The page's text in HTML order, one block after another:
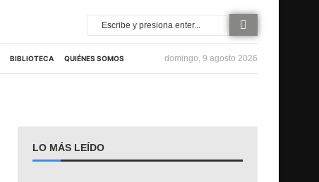
BIBLIOTECA QUIÉNES SOMOS domingo, 9 agosto 2026
LO MÁS LEÍDO